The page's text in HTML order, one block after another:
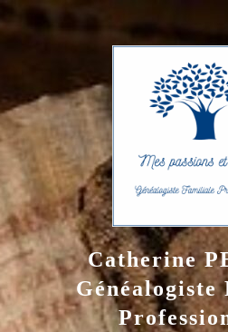
Catherine
Généalogiste